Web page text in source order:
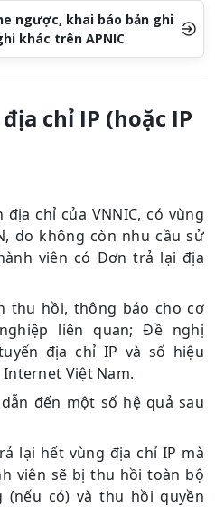
ngược, khai báo bản ghi
khác trên APNIC
chỉ IP (hoặc IP
chỉ của VNNIC, có vùng
do không còn nhu cầu sử
viên có Đơn trả lại địa
thu hồi, thông báo cho cơ
liên quan; Đề nghị
địa chỉ IP và số hiệu
Việt Nam.
đến một số hệ quả sau
lại hết vùng địa chỉ IP mà
viên sẽ bị thu hồi toàn bộ
(nếu có) và thu hồi quyền